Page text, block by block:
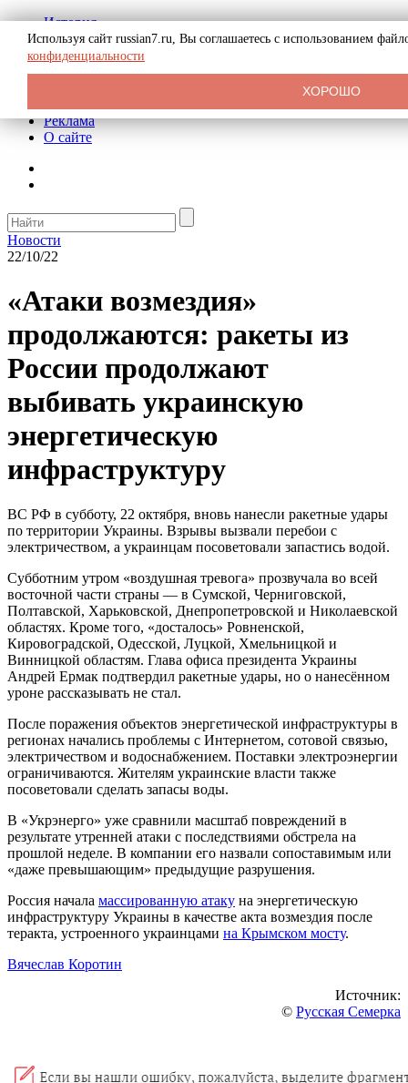
История
Биография
Криминал
СССР
Реклама
О сайте
Новости
22/10/22
«Атаки возмездия»
продолжаются: ракеты из
России продолжают
выбивать украинскую
энергетическую
инфраструктуру
ВС РФ в субботу, 22 октября, вновь нанесли ракетные удары
по территории Украины. Взрывы вызвали перебои с
электричеством, а украинцам посоветовали запастись водой.
Субботним утром «воздушная тревога» прозвучала во всей
восточной части страны — в Сумской, Черниговской,
Полтавской, Харьковской, Днепропетровской и Николаевской
областях. Кроме того, «досталось» Ровненской,
Кировоградской, Одесской, Луцкой, Хмельницкой и
Винницкой областям. Глава офиса президента Украины
Андрей Ермак подтвердил ракетные удары, но о нанесëнном
уроне рассказывать не стал.
После поражения объектов энергетической инфраструктуры в
регионах начались проблемы с Интернетом, сотовой связью,
электричеством и водоснабжением. Поставки электроэнергии
ограничиваются. Жителям украинские власти также
посоветовали сделать запасы воды.
В «Укрэнерго» уже сравнили масштаб повреждений в
результате утренней атаки с последствиями обстрела на
прошлой неделе. В компании его назвали сопоставимым или
«даже превышающим» предыдущие разрушения.
Россия начала массированную атаку на энергетическую
инфраструктуру Украины в качестве акта возмездия после
теракта, устроенного украинцами на Крымском мосту.
Вячеслав Коротин
Источник:
© Русская Семерка
Используя сайт russian7.ru, Вы соглашаетесь с использованием
конфиденциальности
ХОРОШО